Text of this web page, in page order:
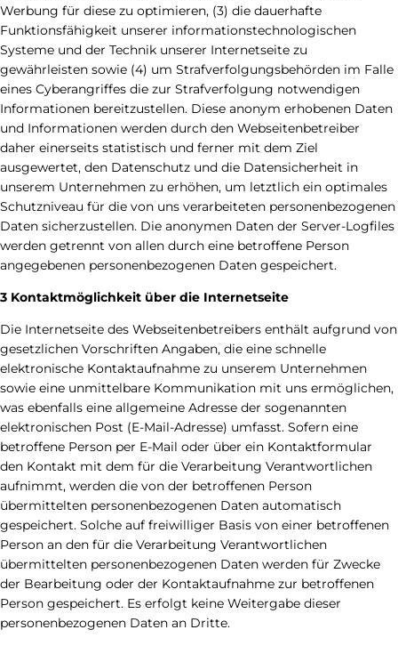
Werbung für diese zu optimieren, (3) die dauerhafte
Funktionsfähigkeit unserer informationstechnologischen
Systeme und der Technik unserer Internetseite zu
gewährleisten sowie (4) um Strafverfolgungsbehörden im Falle
eines Cyberangriffes die zur Strafverfolgung notwendigen
Informationen bereitzustellen. Diese anonym erhobenen Daten
und Informationen werden durch den Webseitenbetreiber
daher einerseits statistisch und ferner mit dem Ziel
ausgewertet, den Datenschutz und die Datensicherheit in
unserem Unternehmen zu erhöhen, um letztlich ein optimales
Schutzniveau für die von uns verarbeiteten personenbezogenen
Daten sicherzustellen. Die anonymen Daten der Server-Logfiles
werden getrennt von allen durch eine betroffene Person
angegebenen personenbezogenen Daten gespeichert.
3 Kontaktmöglichkeit über die Internetseite
Die Internetseite des Webseitenbetreibers enthält aufgrund von
gesetzlichen Vorschriften Angaben, die eine schnelle
elektronische Kontaktaufnahme zu unserem Unternehmen
sowie eine unmittelbare Kommunikation mit uns ermöglichen,
was ebenfalls eine allgemeine Adresse der sogenannten
elektronischen Post (E-Mail-Adresse) umfasst. Sofern eine
betroffene Person per E-Mail oder über ein Kontaktformular
den Kontakt mit dem für die Verarbeitung Verantwortlichen
aufnimmt, werden die von der betroffenen Person
übermittelten personenbezogenen Daten automatisch
gespeichert. Solche auf freiwilliger Basis von einer betroffenen
Person an den für die Verarbeitung Verantwortlichen
übermittelten personenbezogenen Daten werden für Zwecke
der Bearbeitung oder der Kontaktaufnahme zur betroffenen
Person gespeichert. Es erfolgt keine Weitergabe dieser
personenbezogenen Daten an Dritte.